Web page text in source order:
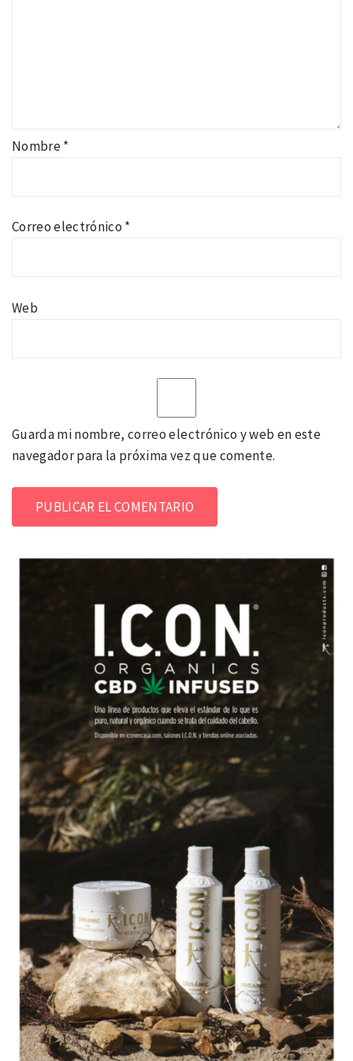
Nombre*
Correo electrónico *
Web
Guarda mi nombre, correo electrónico y web en este
navegador para la próxima vez que comente.